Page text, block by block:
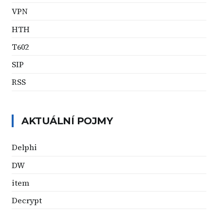
VPN
HTH
T602
SIP
RSS
AKTUÁLNÍ POJMY
Delphi
DW
item
Decrypt